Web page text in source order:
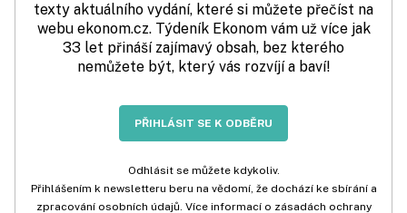
texty aktuálního vydání, které si můžete přečíst na
webu ekonom.cz. Týdeník Ekonom vám už více jak
33 let přináší zajímavý obsah, bez kterého
nemůžete být, který vás rozvíjí a baví!
PŘIHLÁSIT SE K ODBĚRU
Odhlásit se můžete kdykoliv.
Přihlášením k newsletteru beru na vědomí, že dochází ke sbírání a
zpracování osobních údajů. Více informací o zásadách ochrany